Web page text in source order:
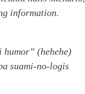
information.
(hehehe)
suami-no-logis